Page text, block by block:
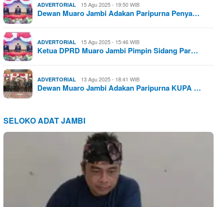
ADVERTORIAL 15 Agu 2025 - 19:50 WIB
Dewan Muaro Jambi Adakan Paripurna Penya…
ADVERTORIAL 15 Agu 2025 - 15:46 WIB
Ketua DPRD Muaro Jambi Pimpin Sidang Par…
ADVERTORIAL 13 Agu 2025 - 18:41 WIB
Dewan Muaro Jambi Adakan Paripurna KUPA …
SELOKO ADAT JAMBI